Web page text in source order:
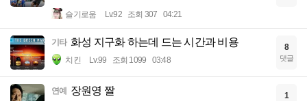
슬기로움 Lv.92 조회 307 04:21
기타 화성 지구화 하는데 드는 시간과 비용
치킨 Lv.99 조회 1099 03:48
8
댓글
연예 장원영 짤 1